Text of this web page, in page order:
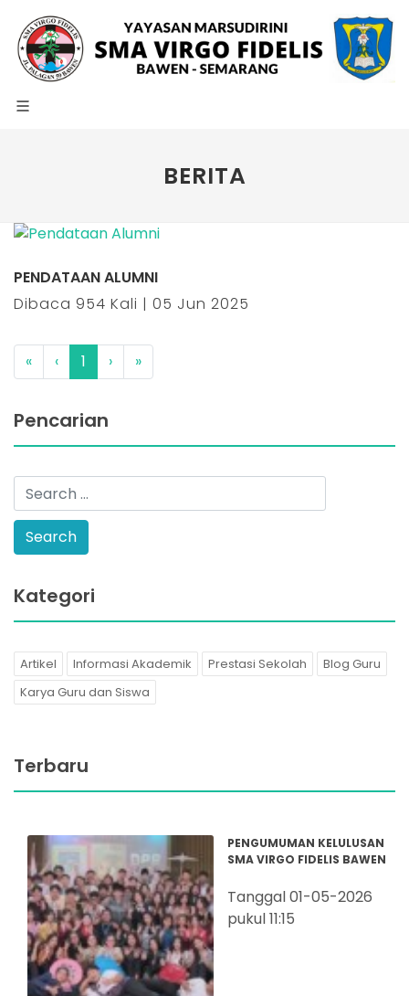
BERITA
PENDATAAN ALUMNI
Dibaca 954 Kali | 05 Jun 2025
« ‹ 1 › »
Pencarian
Kategori
Artikel Informasi Akademik Prestasi Sekolah
Blog Guru
Karya Guru dan Siswa
Terbaru
PENGUMUMAN KELULUSAN
SMA VIRGO FIDELIS BAWEN
Tanggal 01-05-2026
pukul 11:15